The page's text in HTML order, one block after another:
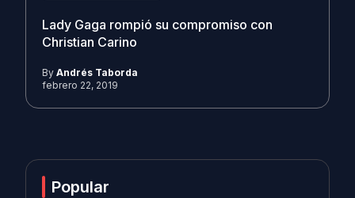
Lady Gaga rompió su compromiso con
Christian Carino
By Andrés Taborda
febrero 22, 2019
Popular